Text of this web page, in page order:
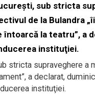
sub stricta
de la Bulandra
întoarcă la teatru”, a
instituţiei.
stricta supraveghere a
a declarat,
instituţiei.